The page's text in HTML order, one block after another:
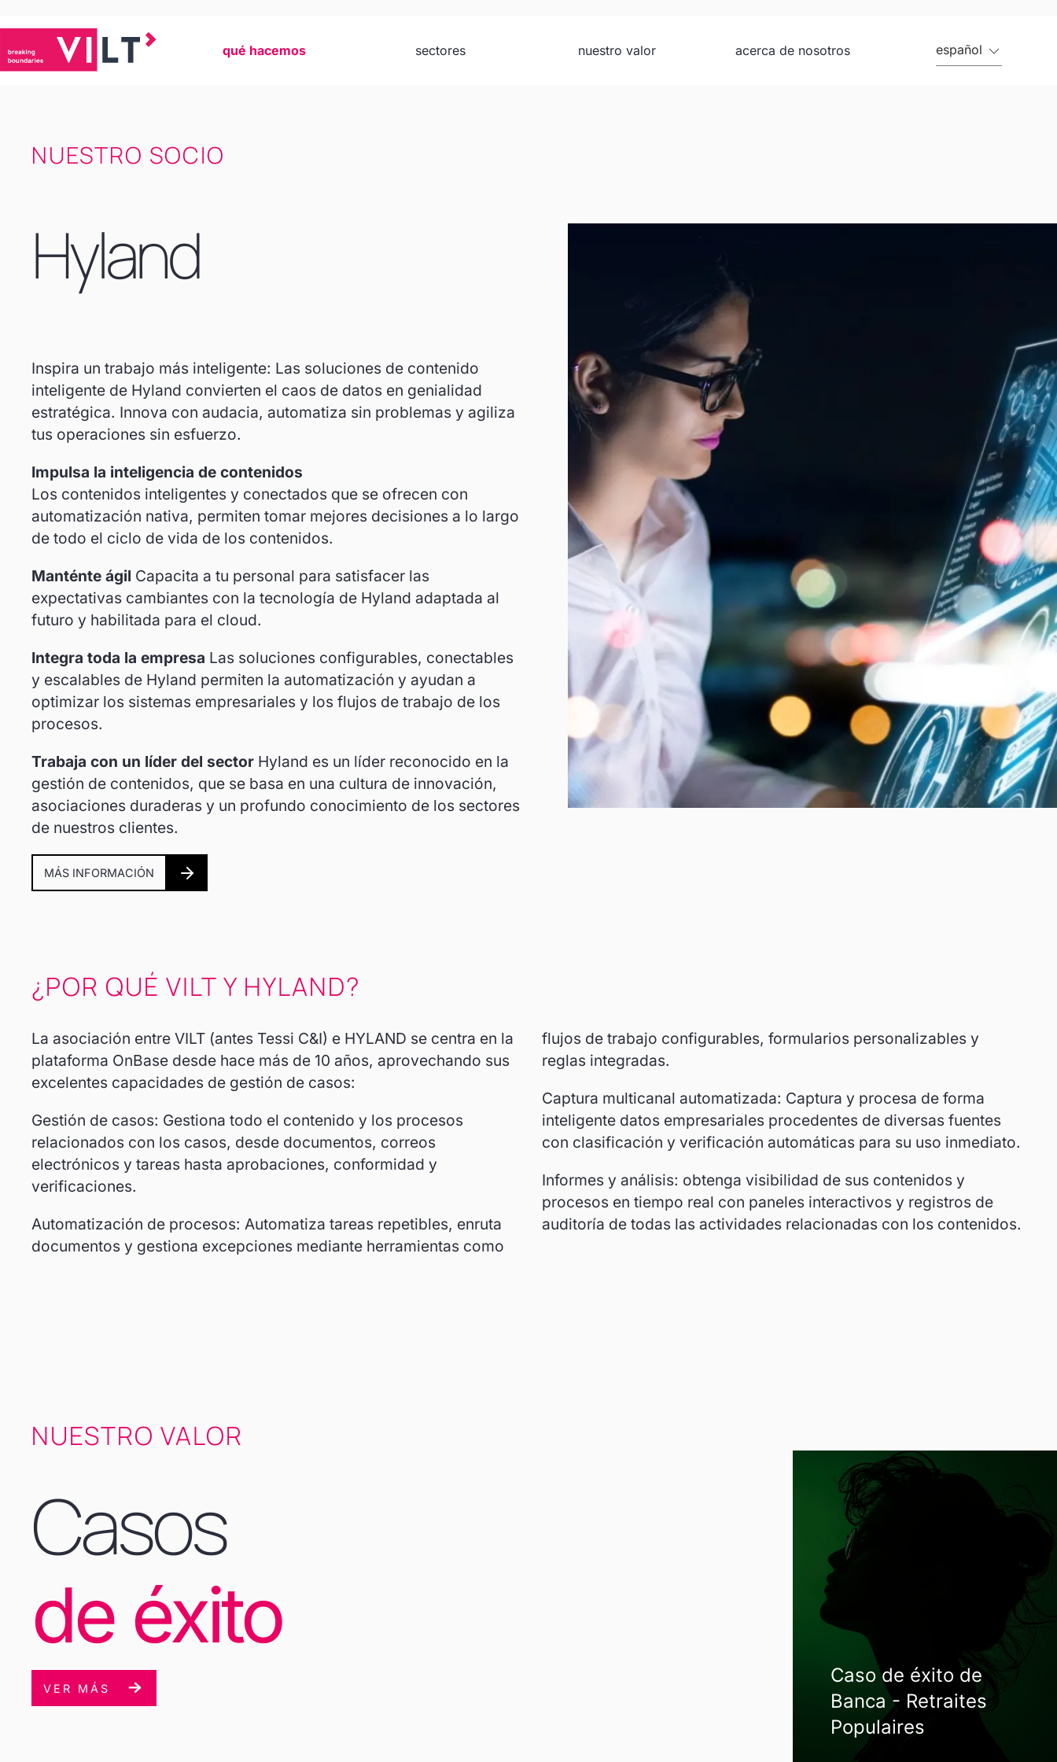
qué hacemos sectores nuestro valor acerca de nosotros español
NUESTRO SOCIO
Hyland
Inspira un trabajo más inteligente: Las soluciones de contenido
inteligente de Hyland convierten el caos de datos en genialidad
estratégica. Innova con audacia, automatiza sin problemas y agiliza
tus operaciones sin esfuerzo.
Impulsa la inteligencia de contenidos
Los contenidos inteligentes y conectados que se ofrecen con
automatización nativa, permiten tomar mejores decisiones a lo largo
de todo el ciclo de vida de los contenidos.
Manténte ágil Capacita a tu personal para satisfacer las
expectativas cambiantes con la tecnología de Hyland adaptada al
futuro y habilitada para el cloud.
Integra toda la empresa Las soluciones configurables, conectables
y escalables de Hyland permiten la automatización y ayudan a
optimizar los sistemas empresariales y los flujos de trabajo de los
procesos.
Trabaja con un líder del sector Hyland es un líder reconocido en la
gestión de contenidos, que se basa en una cultura de innovación,
asociaciones duraderas y un profundo conocimiento de los sectores
de nuestros clientes.
MÁS INFORMACIÓN
¿POR QUÉ VILT Y HYLAND?
La asociación entre VILT (antes Tessi C&I) e HYLAND se centra en la
plataforma OnBase desde hace más de 10 años, aprovechando sus
excelentes capacidades de gestión de casos:
Gestión de casos: Gestiona todo el contenido y los procesos
relacionados con los casos, desde documentos, correos
electrónicos y tareas hasta aprobaciones, conformidad y
verificaciones.
Automatización de procesos: Automatiza tareas repetibles, enruta
documentos y gestiona excepciones mediante herramientas como
flujos de trabajo configurables, formularios personalizables y
reglas integradas.
Captura multicanal automatizada: Captura y procesa de forma
inteligente datos empresariales procedentes de diversas fuentes
con clasificación y verificación automáticas para su uso inmediato.
Informes y análisis: obtenga visibilidad de sus contenidos y
procesos en tiempo real con paneles interactivos y registros de
auditoría de todas las actividades relacionadas con los contenidos.
NUESTRO VALOR
Casos
de éxito
VER MÁS
Caso de éxito de
Banca - Retraites
Populaires